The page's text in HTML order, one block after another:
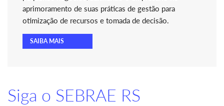
aprimoramento de suas práticas de gestão para
otimização de recursos e tomada de decisão.
SAIBA MAIS
Siga o SEBRAE RS